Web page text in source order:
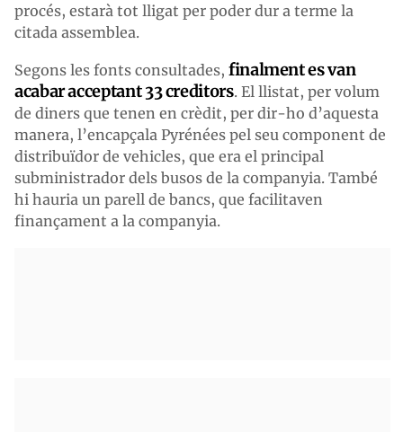
procés, estarà tot lligat per poder dur a terme la
citada assemblea.
Segons les fonts consultades, finalment es van
acabar acceptant 33 creditors. El llistat, per volum
de diners que tenen en crèdit, per dir-ho d’aquesta
manera, l’encapçala Pyrénées pel seu component de
distribuïdor de vehicles, que era el principal
subministrador dels busos de la companyia. També
hi hauria un parell de bancs, que facilitaven
finançament a la companyia.